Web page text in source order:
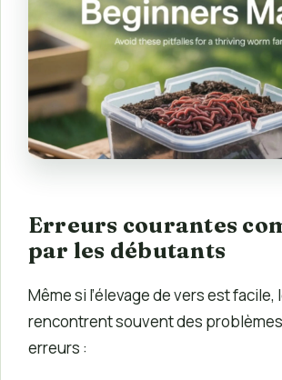
Erreurs courantes
par les débutants
Même si l’élevage de vers est
rencontrent souvent des
erreurs :